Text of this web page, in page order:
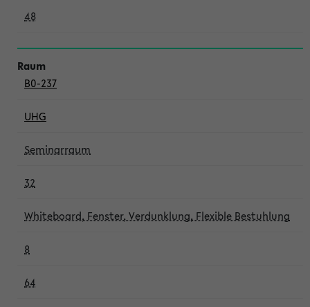
48
B0-237
UHG
Seminarraum
32
Whiteboard, Fenster, Verdunklung, Flexible Bestuhlung
8
64